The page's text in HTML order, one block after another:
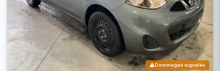
Dommages signalés